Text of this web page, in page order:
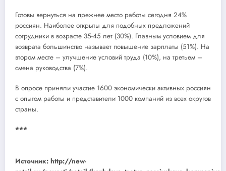
Готовы вернуться на прежнее место работы сегодня 24%
россиян. Наиболее открыты для подобных предложений
сотрудники в возрасте 35-45 лет (30%). Главным условием для
возврата большинство называет повышение зарплаты (51%). На
втором месте – улучшение условий труда (10%), на третьем –
смена руководства (7%).
В опросе приняли участие 1600 экономически активных россиян
с опытом работы и представители 1000 компаний из всех округов
страны.
***
Источник: http://new-